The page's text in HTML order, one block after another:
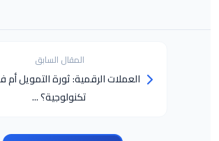
المقال السابق
العملات الرقمية: ثورة التمويل أم
تكنولوجية؟ ...